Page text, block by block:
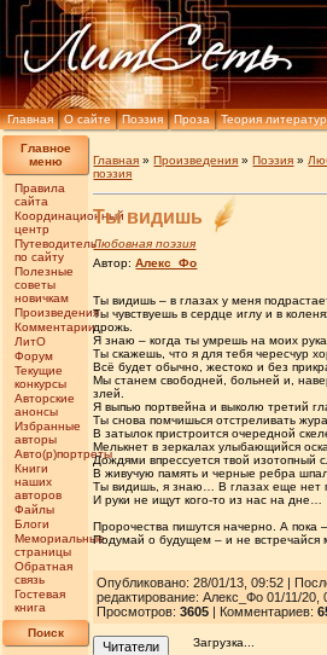
Главная О сайте Поэзия Проза Теория
Главное
меню
Правила
сайта
Координационный
центр
Путеводитель
по сайту
Полезные
советы
новичкам
Произведения
Комментарии
ЛитО
Форум
Текущие
конкурсы
Авторские
анонсы
Избранные
авторы
Авто(р)портреты
Книги
наших
авторов
Файлы
Блоги
Мемориальные
страницы
Обратная
связь
Гостевая
книга
Поиск
Главная »Произведения »Поэзия »
поэзия
Ты видишь
Любовная поэзия
Автор:Алекс_Фо
Ты видишь – в глазах у меня
Ты чувствуешь в сердце иглу и в
дрожь.
Я знаю – когда ты умрешь на моих
Ты скажешь, что я для тебя чересчур
Всё будет обычно, жестоко и без
Мы станем свободней, больней и,
злей.
Я выпью портвейна и выколю третий
Ты снова помчишься отстреливать
В затылок пристроится очередной
Мелькнет в зеркалах улыбающийся
Дождями впрессуется твой изотопный
В живучую память и черные ребра
Ты видишь, я знаю… В глазах еще нет
И руки не ищут кого-то из нас на дне…
Пророчества пишутся начерно. А пока –
Подумай о будущем – и не встречайся
Опубликовано: 28/01/13, 09:52 |
редактирование: Алекс_Фо 01/11/20,
Просмотров: 3605| Комментариев:
Читатели Загрузка...